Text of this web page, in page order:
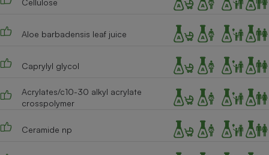
Aloe barbadensis leaf juice
Caprylyl glycol
Acrylates/c10-30 alkyl acrylate
crosspolymer
Ceramide np